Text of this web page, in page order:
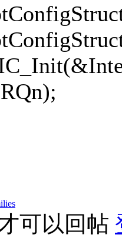
可以回帖